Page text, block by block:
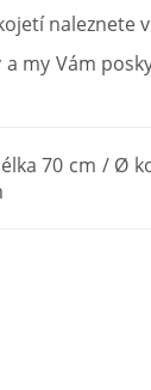
naleznete
my Vám
70 cm / Ø